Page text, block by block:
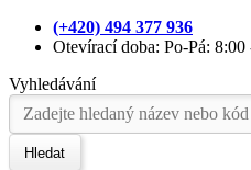
(+420) 494 377 936
Otevírací doba: Po-Pá:
Vyhledávání
Hledat